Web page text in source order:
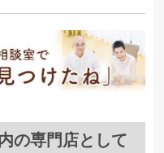
の専門店として